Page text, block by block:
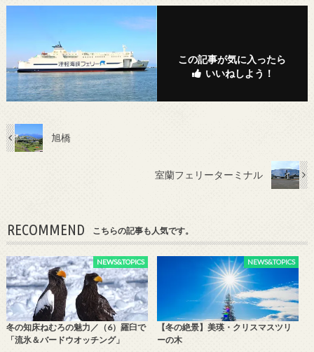
この記事が気に入ったら
いいねしよう！
旭橋
室蘭フェリーターミナル
RECOMMEND こちらの記事も人気です。
NEWS&TOPICS
冬の知床ねむろの魅力／（6）羅臼で
「流氷＆バードウオッチング」
NEWS&TOPICS
【冬の絶景】美瑛・クリスマスツリ
ーの木